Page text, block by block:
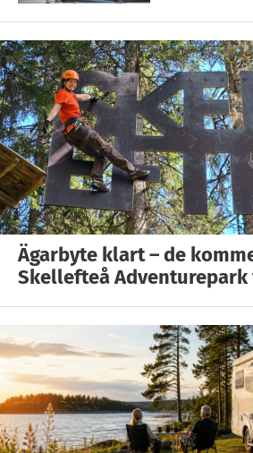
Ägarbyte klart – de
Skellefteå Adventurepark